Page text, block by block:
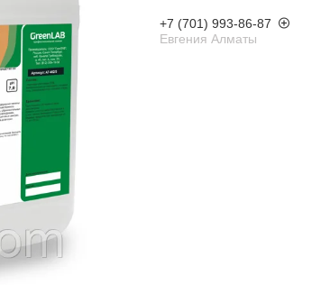
+7 (701) 993-86-87
Евгения Алматы